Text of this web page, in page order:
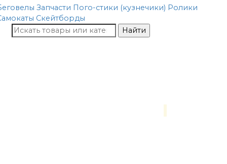
Запчасти Пого-стики (кузнечики) Ролики
Скейтборды
Найти